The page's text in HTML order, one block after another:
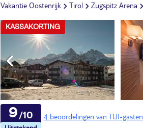
Vakantie Oostenrijk Tirol Zugspitz Arena
KASSAKORTING
4 beoordelingen van TUI-gasten
9